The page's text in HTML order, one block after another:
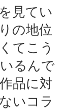
見てい
の地位
てこう
るんで
品に対
いコラ